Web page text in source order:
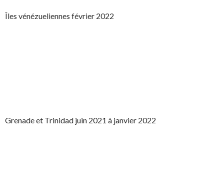
Îles vénézueliennes février 2022
Grenade et Trinidad juin 2021 à janvier 2022